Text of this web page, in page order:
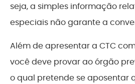
seja, a simples informação
especiais não garante a
Além de apresentar a CTC
você deve provar ao órgão
o qual pretende se aposentar